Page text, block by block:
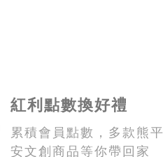
紅利點數換好禮
累積會員點數，多款熊平
安文創商品等你帶回家